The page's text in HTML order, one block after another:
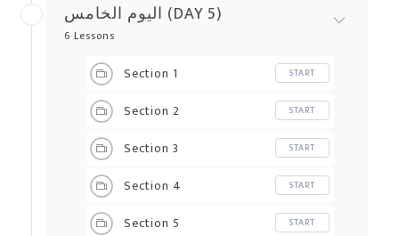
اليوم الخامس (DAY 5)
6 Lessons
Section 1 START
Section 2 START
Section 3 START
Section 4 START
Section 5 START